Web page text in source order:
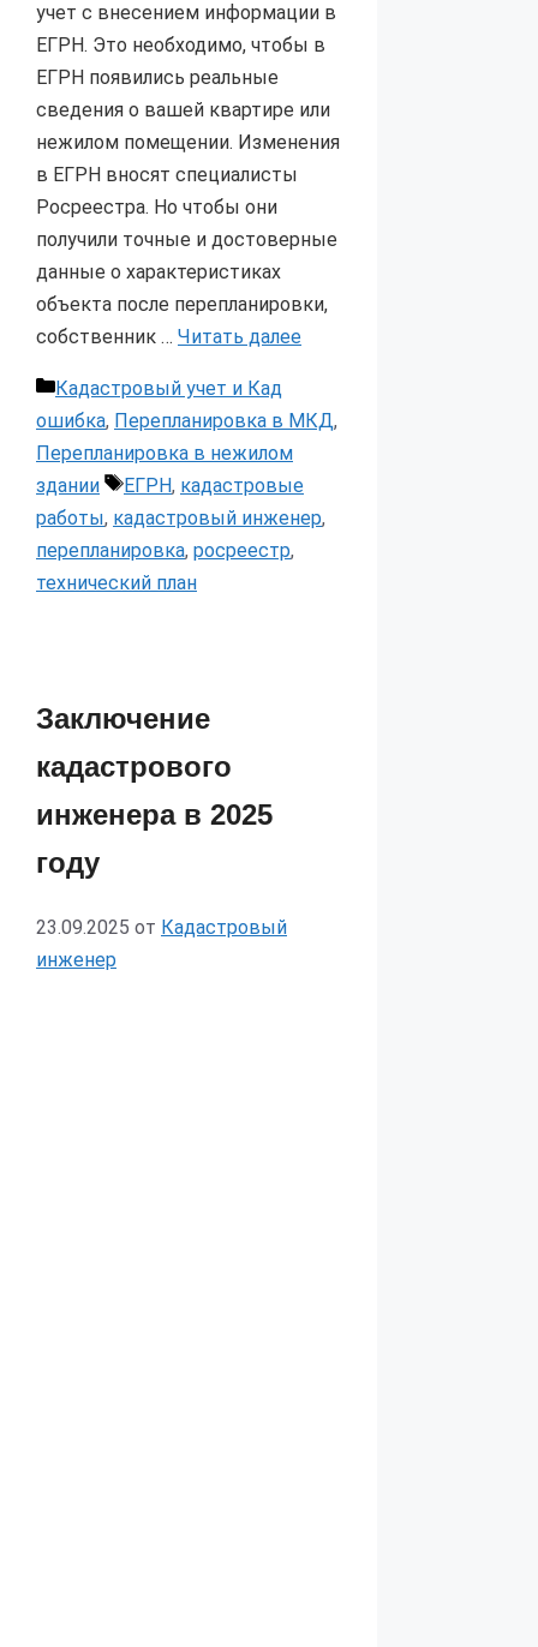
учет с внесением информации в
ЕГРН. Это необходимо, чтобы в
ЕГРН появились реальные
сведения о вашей квартире или
нежилом помещении. Изменения
в ЕГРН вносят специалисты
Росреестра. Но чтобы они
получили точные и достоверные
данные о характеристиках
объекта после перепланировки,
собственник … Читать далее
Рубрики
Кадастровый учет и Кад
ошибка, Перепланировка в МКД,
Перепланировка в нежилом
здании
Метки
ЕГРН, кадастровые
работы, кадастровый инженер,
перепланировка, росреестр,
технический план
Заключение
кадастрового
инженера в 2025
году
23.09.2025 от Кадастровый
инженер